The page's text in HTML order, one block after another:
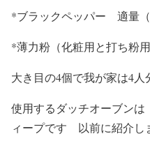
*ブラックペッパー 適量（
*薄力粉（化粧用と打ち粉
大き目の4個で我が家は4
使用するダッチオーブン
ィープです 以前に紹介